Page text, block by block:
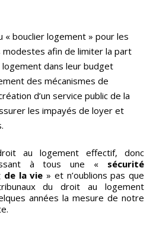
« bouclier logement » pour les
modestes afin de limiter la part
dans leur budget
des mécanismes de
d’un service public de la
les impayés de loyer et
au logement effectif, donc
à tous une « sécurité
de la vie » et n’oublions pas que
du droit au logement
années la mesure de notre